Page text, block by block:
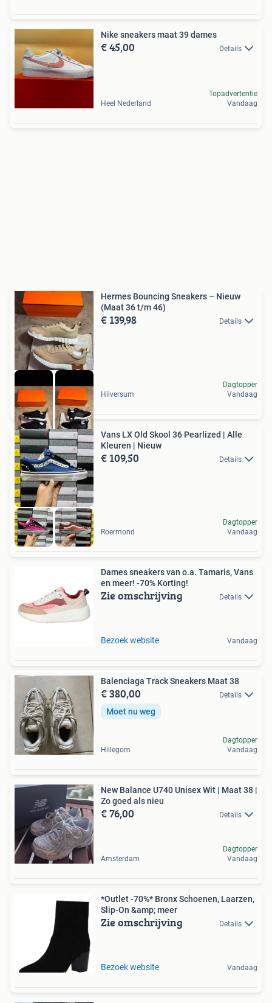
Nike sneakers maat 39 dames
€ 45,00 Details
Heel Nederland
Topadvertentie
Vandaag
Hermes Bouncing Sneakers – Nieuw
(Maat 36 t/m 46)
€ 139,98 Details
Hilversum
Dagtopper
Vandaag
Vans LX Old Skool 36 Pearlized | Alle
Kleuren | Nieuw
€ 109,50 Details
Roermond
Dagtopper
Vandaag
Dames sneakers van o.a. Tamaris, Vans
en meer! -70% Korting!
Zie omschrijving Details
Bezoek website Vandaag
Balenciaga Track Sneakers Maat 38
€ 380,00 Details
Moet nu weg
Hillegom
Dagtopper
Vandaag
New Balance U740 Unisex Wit | Maat 38 |
Zo goed als nieu
€ 76,00 Details
Amsterdam
Dagtopper
Vandaag
*Outlet -70%* Bronx Schoenen, Laarzen,
Slip-On &amp; meer
Zie omschrijving Details
Bezoek website Vandaag